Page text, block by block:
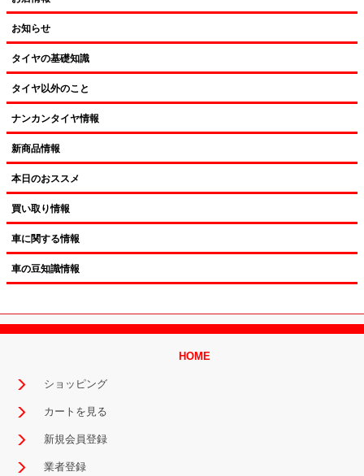
お知らせ
タイヤの基礎知識
タイヤ以外のこと
ナンカンタイヤ情報
新商品情報
本日のおススメ
買い取り情報
車に関する情報
車の豆知識情報
HOME
ショッピング
カートを見る
新規会員登録
業者登録